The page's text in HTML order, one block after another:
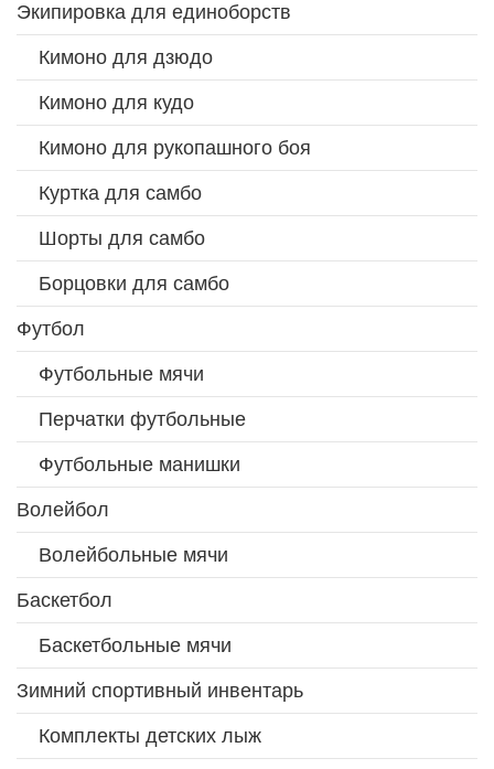
Экипировка для единоборств
Кимоно для дзюдо
Кимоно для кудо
Кимоно для рукопашного боя
Куртка для самбо
Шорты для самбо
Борцовки для самбо
Футбол
Футбольные мячи
Перчатки футбольные
Футбольные манишки
Волейбол
Волейбольные мячи
Баскетбол
Баскетбольные мячи
Зимний спортивный инвентарь
Комплекты детских лыж